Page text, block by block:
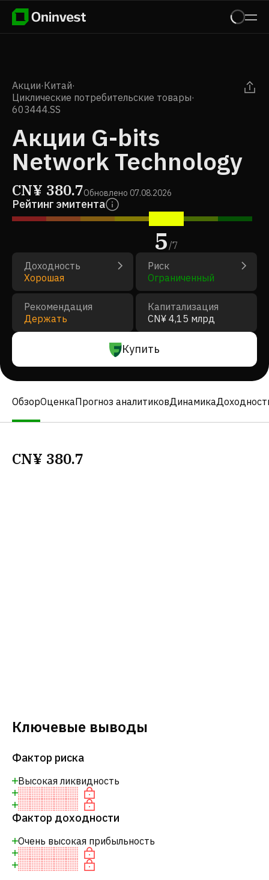
Акции·Китай·
Циклические потребительские товары·
603444.SS
Акции G-bits
Network Technology
CN¥ 380.7Обновлено 07.08.2026
Рейтинг эмитента
5/7
Доходность
Хорошая
Риск
Ограниченный
Рекомендация
Держать
Капитализация
CN¥ 4,15 млрд
Купить
ОбзорОценкаПрогноз аналитиковДинамика
CN¥ 380.7
Ключевые выводы
Фактор риска
Высокая ликвидность
Фактор доходности
Очень высокая прибыльность